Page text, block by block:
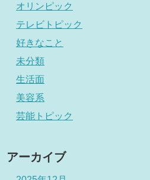
オリンピック
テレビトピック
好きなこと
未分類
生活面
美容系
芸能トピック
アーカイブ